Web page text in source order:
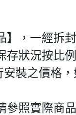
】，一經拆
存狀況按比
裝之價格
參照實際商